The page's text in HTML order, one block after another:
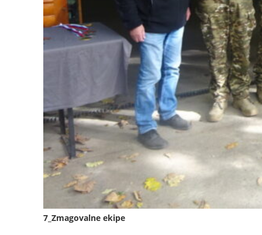
7_Zmagovalne ekipe